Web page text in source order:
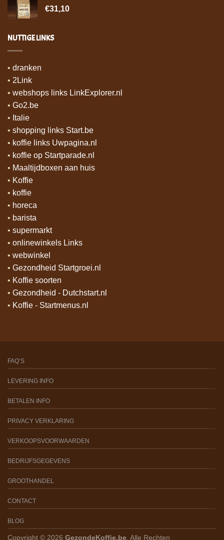
€31,10
NUTTIGE LINKS
• dranken
• 2Link
• webshops links LinkExplorer.nl
• Go2.be
• Italie
• shopping links Start.be
• koffie links Uwpagina.nl
• koffie op Startparade.nl
• Maaltijdboxen aan huis
• Koffie
• koffie
• horeca
• barista
• supermarkt
• onlinewinkels Links
• webwinkel
• Gezondheid Startgroei.nl
• Koffie soorten
• Gezondheid - Dutchstart.nl
• Koffie - Startmenus.nl
FAQ’S
LEVERING INFO
BETALEN INFO
PRIVACY VERKLARING
VERKOOPSVOORWAARDEN
BEDRIJFSGEGEVENS
GROOTHANDEL
CONTACT
BLOG
Copyright © 2026 GezondeKoffie.be . Alle Rechten